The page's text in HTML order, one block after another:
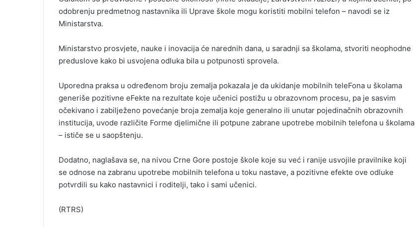
m
l
odobrenju predmetnog nastavnika ili Uprave škole mogu koristiti mobilni telefon – navodi se iz
Ministarstva.
Ministarstvo prosvjete, nauke i inovacija će narednih dana, u saradnji sa školama, stvoriti neophodne
preduslove kako bi usvojena odluka bila u potpunosti sprovela.
Uporedna praksa u određenom broju zemalja pokazala je da ukidanje mobilnih teleFona u školama
generiše pozitivne eFekte na rezultate koje učenici postižu u obrazovnom procesu, pa je sasvim
očekivano i zabilježeno povećanje broja zemalja koje generalno ili unutar pojedinačnih obrazovnih
institucija, uvode različite Forme djelimične ili potpune zabrane upotrebe mobilnih telefona u školama
– ističe se u saopštenju.
Dodatno, naglašava se, na nivou Crne Gore postoje škole koje su već i ranije usvojile pravilnike koji
se odnose na zabranu upotrebe mobilnih telefona u toku nastave, a pozitivne efekte ove odluke
potvrdili su kako nastavnici i roditelji, tako i sami učenici.
(RTRS)